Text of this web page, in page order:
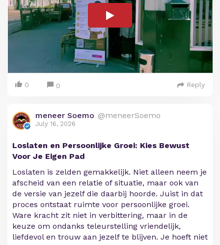
0 0 Reply
meneer Soemo @meneerSoemo
July 16, 2026
Loslaten en Persoonlijke Groei: Kies Bewust
Voor Je Eigen Pad
Loslaten is zelden gemakkelijk. Niet alleen neem je
afscheid van een relatie of situatie, maar ook van
de versie van jezelf die daarbij hoorde. Juist in dat
proces ontstaat ruimte voor persoonlijke groei.
Ware kracht zit niet in verbittering, maar in de
keuze om ondanks teleurstelling vriendelijk,
liefdevol en trouw aan jezelf te blijven. Je hoeft niet